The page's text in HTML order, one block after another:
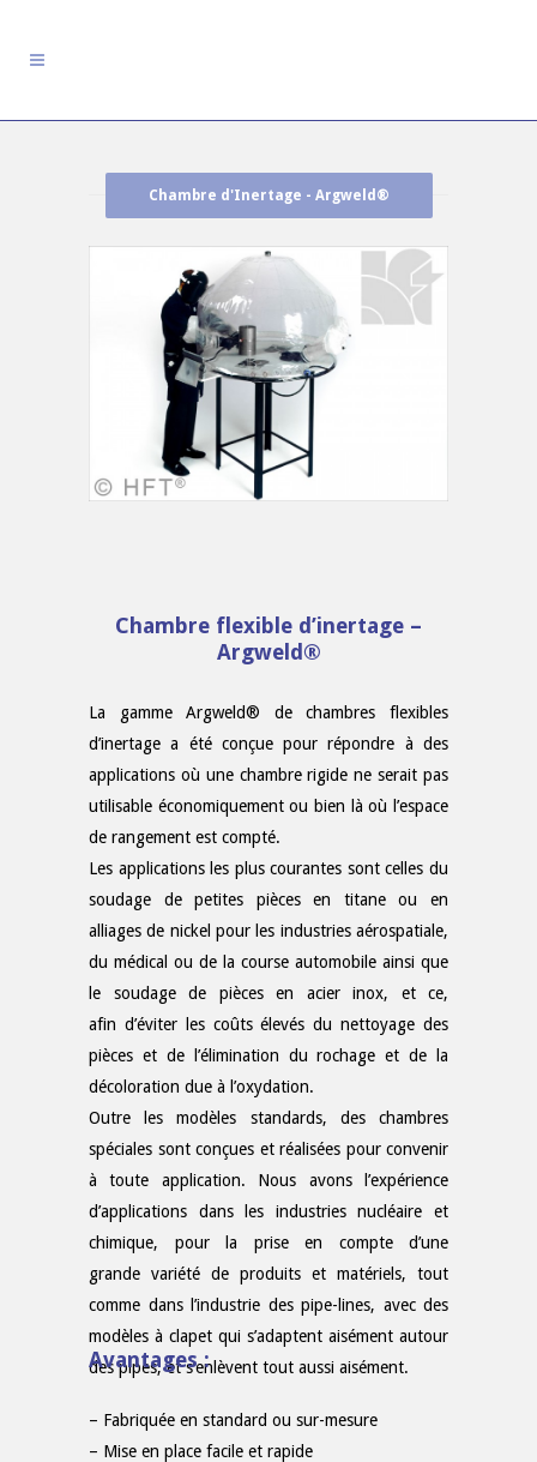
Chambre d'Inertage - Argweld®
Chambre flexible d’inertage –
Argweld®
La gamme Argweld® de chambres flexibles
d’inertage a été conçue pour répondre à des
applications où une chambre rigide ne serait pas
utilisable économiquement ou bien là où l’espace
de rangement est compté.
Les applications les plus courantes sont celles du
soudage de petites pièces en titane ou en
alliages de nickel pour les industries aérospatiale,
du médical ou de la course automobile ainsi que
le soudage de pièces en acier inox, et ce,
afin d’éviter les coûts élevés du nettoyage des
pièces et de l’élimination du rochage et de la
décoloration due à l’oxydation.
Outre les modèles standards, des chambres
spéciales sont conçues et réalisées pour convenir
à toute application. Nous avons l’expérience
d’applications dans les industries nucléaire et
chimique, pour la prise en compte d’une
grande variété de produits et matériels, tout
comme dans l’industrie des pipe-lines, avec des
modèles à clapet qui s’adaptent aisément autour
des pipes, et s’enlèvent tout aussi aisément.
Avantages :
– Fabriquée en standard ou sur-mesure
– Mise en place facile et rapide